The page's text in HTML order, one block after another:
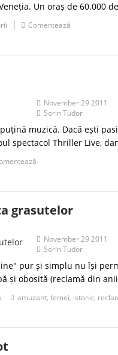
Un oraș de 60.000
Comentează
November 29 2011
Sorin Tudor
muzică. Dacă ești
spectacol Thriller Live,
grasutelor
November 29 2011
Sorin Tudor
pur și simplu nu își
și obosită (reclamă din
amuzant, femei, istorie,